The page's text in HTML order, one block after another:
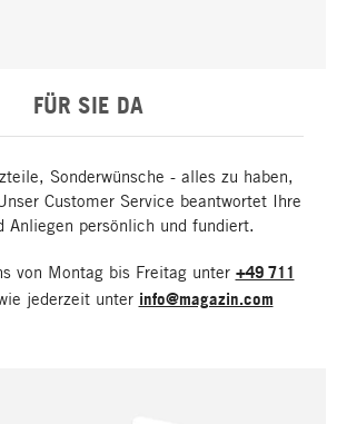
FÜR SIE DA
Sonderwünsche - alles zu haben,
Customer Service beantwortet Ihre
Anliegen persönlich und fundiert.
von Montag bis Freitag unter +49 711
jederzeit unter info@magazin.com